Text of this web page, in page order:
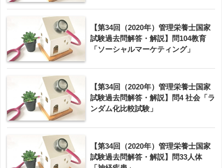
【第34回（2020年）管理栄養士国家
試験過去問解答・解説】問104教育
「ソーシャルマーケティング」
【第34回（2020年）管理栄養士国家
試験過去問解答・解説】問4 社会「ラ
ンダム化比較試験」
【第34回（2020年）管理栄養士国家
試験過去問解答・解説】問33人体